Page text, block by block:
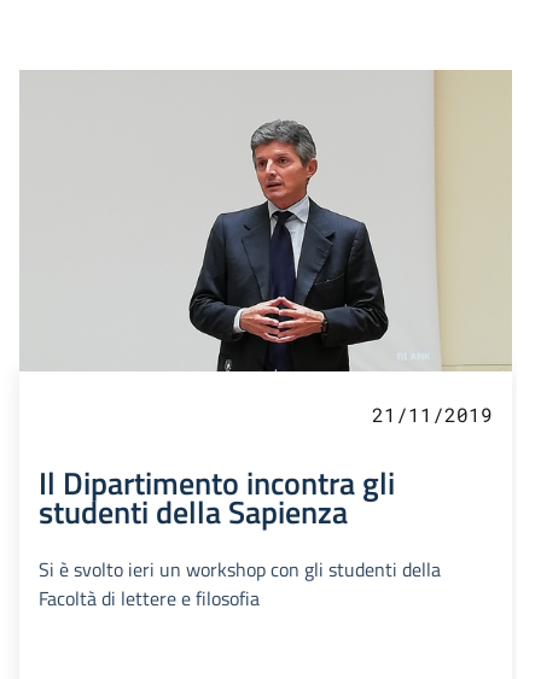
21/11/2019
Il Dipartimento incontra gli
studenti della Sapienza
Si è svolto ieri un workshop con gli studenti della
Facoltà di lettere e filosofia